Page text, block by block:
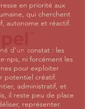
en priorité aux
qui cherchent
autonome et réactif.
d’un constat : les
ni forcément les
pour exploiter
potentiel créatif.
administratif, et
il reste peu de place
représenter.